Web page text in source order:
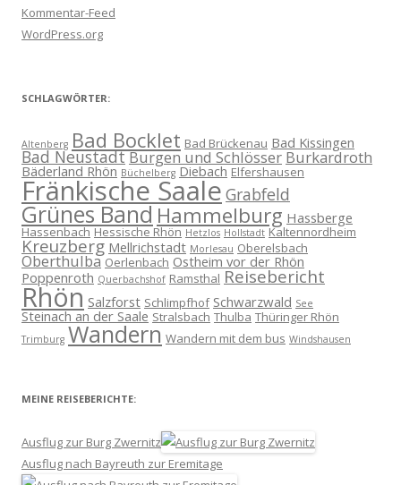
Kommentar-Feed
WordPress.org
SCHLAGWÖRTER:
Altenberg Bad Bocklet Bad Brückenau Bad Kissingen
Bad NeustadtBurgen und Schlösser Burkardroth
Bäderland Rhön Büchelberg Diebach Elfershausen
Fränkische Saale Grabfeld
Grünes BandHammelburg Hassberge
Hassenbach Hessische Rhön Hetzlos Hollstadt Kaltennordheim
Kreuzberg Mellrichstadt Morlesau Oberelsbach
Oberthulba Oerlenbach Ostheim vor der Rhön
Poppenroth Querbachshof Ramsthal Reisebericht
Rhön Salzforst Schlimpfhof Schwarzwald See
Steinach an der Saale Stralsbach Thulba Thüringer Rhön
Trimburg Wandern Wandern mit dem bus Windshausen
MEINE REISEBERICHTE:
Ausflug zur Burg Zwernitz
Ausflug nach Bayreuth zur Eremitage